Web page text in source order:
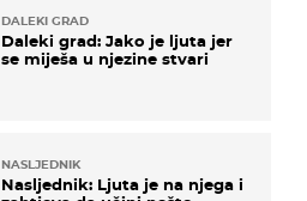
DALEKI GRAD
Daleki grad: Jako je ljuta jer
se miješa u njezine stvari
NASLJEDNIK
Nasljednik: Ljuta je na njega i